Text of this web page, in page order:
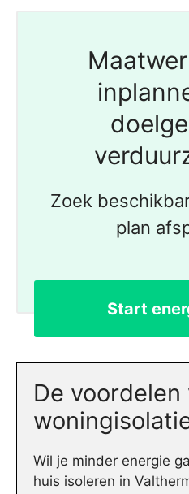
Zoek
plan
Start
De voordelen
Wil je minder energie
huis isoleren in